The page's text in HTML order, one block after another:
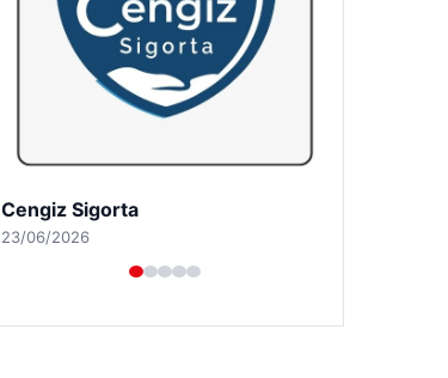
Hastaş Beton
26/05/2026